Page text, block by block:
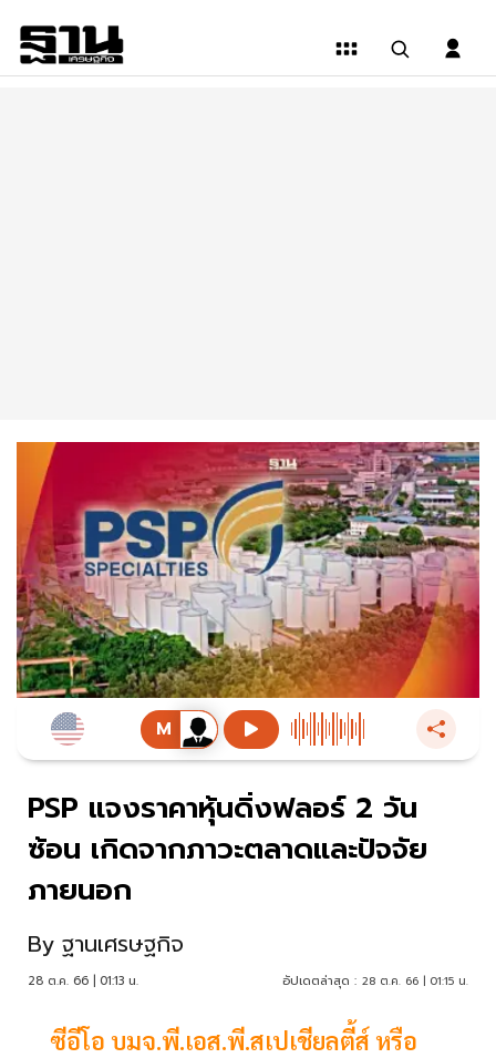
PSP แจงราคาหุ้นดิ่งฟลอร์ 2 วัน
ซ้อน เกิดจากภาวะตลาดและปัจจัย
ภายนอก
By ฐานเศรษฐกิจ
28 ต.ค. 66 | 01:13 น. อัปเดตล่าสุด : 28 ต.ค. 66 | 01:15 น.
ซีอีโอ บมจ.พี.เอส.พี.สเปเชียลตี้ส์ หรือ